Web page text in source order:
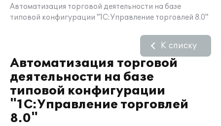
Автоматизация торговой деятельности на базе
типовой конфигурации "1С:Управление торговлей 8.0"
Автоматизация торговой
деятельности на базе
типовой конфигурации
"1С:Управление торговлей
8.0"
К списку